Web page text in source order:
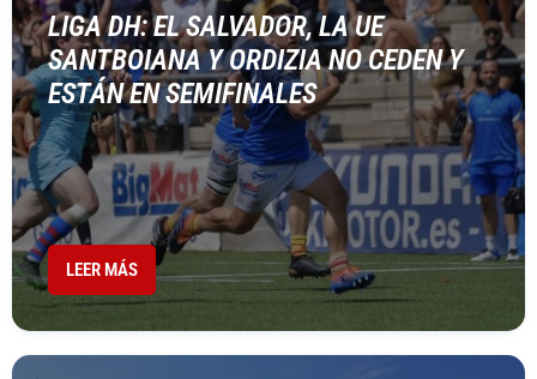
LIGA DH: EL SALVADOR, LA UE
SANTBOIANA Y ORDIZIA NO CEDEN Y
ESTÁN EN SEMIFINALES
LEER MÁS